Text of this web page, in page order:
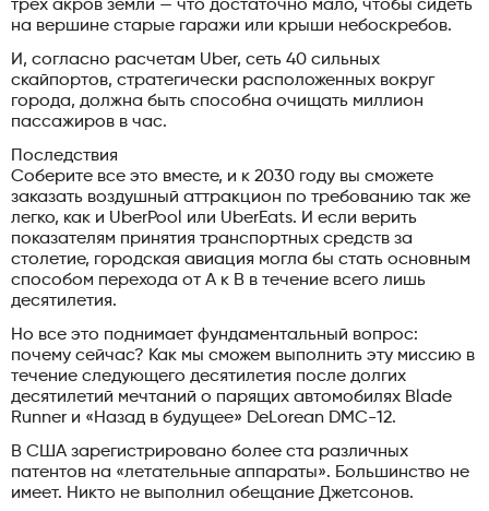
трех акров земли — что достаточно мало, чтобы сидеть
на вершине старые гаражи или крыши небоскребов.
И, согласно расчетам Uber, сеть 40 сильных
скайпортов, стратегически расположенных вокруг
города, должна быть способна очищать миллион
пассажиров в час.
Последствия
Соберите все это вместе, и к 2030 году вы сможете
заказать воздушный аттракцион по требованию так же
легко, как и UberPool или UberEats. И если верить
показателям принятия транспортных средств за
столетие, городская авиация могла бы стать основным
способом перехода от А к В в течение всего лишь
десятилетия.
Но все это поднимает фундаментальный вопрос:
почему сейчас? Как мы сможем выполнить эту миссию в
течение следующего десятилетия после долгих
десятилетий мечтаний о парящих автомобилях Blade
Runner и «Назад в будущее» DeLorean DMC-12.
В США зарегистрировано более ста различных
патентов на «летательные аппараты». Большинство не
имеет. Никто не выполнил обещание Джетсонов.